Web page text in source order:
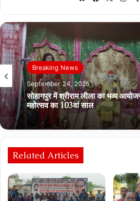
Breaking News
September 24, 2025
सोहागपुर में श्रीराम लीला का भव्य
राज्य
September 24, 2025
मुखर्जी परिसर शौचालय पर उठे सवाल,
व्यापारी नाराज़
Related Articles